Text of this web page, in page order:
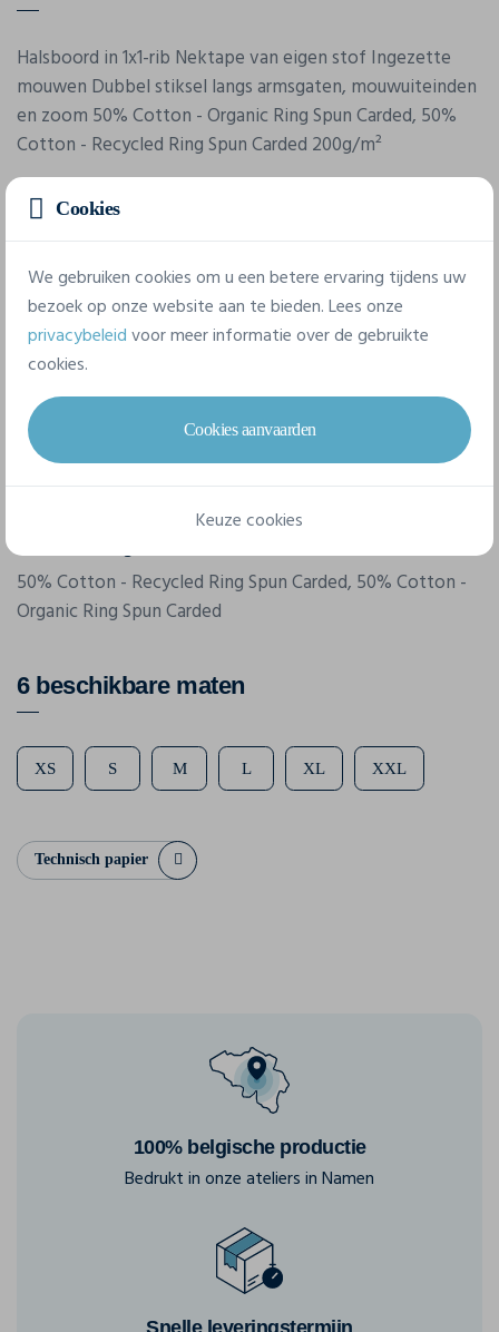
Halsboord in 1x1-rib Nektape van eigen stof Ingezette
mouwen Dubbel stiksel langs armsgaten, mouwuiteinden
en zoom 50% Cotton - Organic Ring Spun Carded, 50%
Cotton - Recycled Ring Spun Carded 200g/m²
Merk
Stanley/Stella
STTW259
Gram/m²
200 g/m²
Samenstelling
50% Cotton - Recycled Ring Spun Carded, 50% Cotton -
Organic Ring Spun Carded
6 beschikbare maten
XS S M L XL XXL
Technisch papier
100% belgische productie
Bedrukt in onze ateliers in Namen
Snelle leveringstermijn
Cookies
We gebruiken cookies om u een betere ervaring tijdens uw
bezoek op onze website aan te bieden. Lees onze
privacybeleidvoor meer informatie over de gebruikte
cookies.
Cookies aanvaarden
Keuze cookies